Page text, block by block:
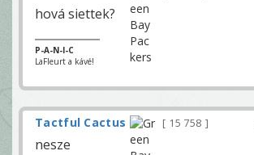
hová siettek?
P-A-N-I-C
LaFleurt a kávé!
Tactful Cactus 15 758
nesze